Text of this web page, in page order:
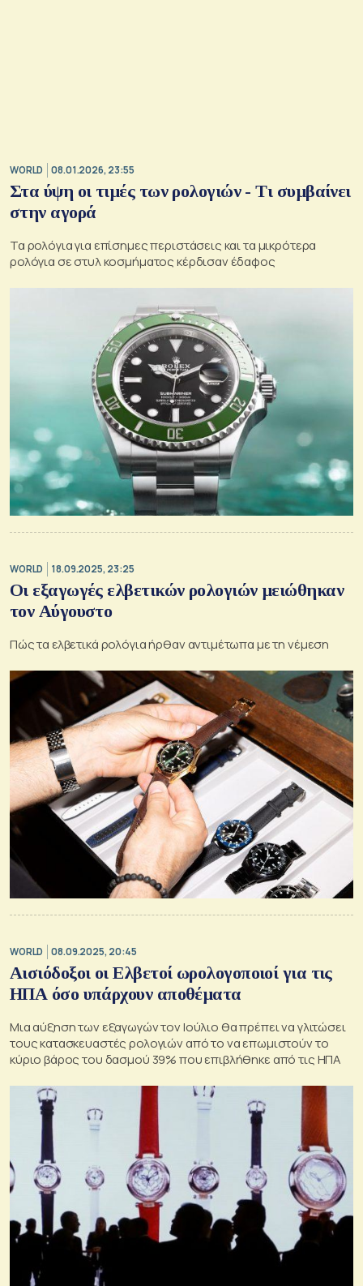
WORLD 08.01.2026, 23:55
Στα ύψη οι τιμές των ρολογιών - Τι συμβαίνει
στην αγορά
Τα ρολόγια για επίσημες περιστάσεις και τα μικρότερα
ρολόγια σε στυλ κοσμήματος κέρδισαν έδαφος
WORLD 18.09.2025, 23:25
Οι εξαγωγές ελβετικών ρολογιών μειώθηκαν
τον Αύγουστο
Πώς τα ελβετικά ρολόγια ήρθαν αντιμέτωπα με τη νέμεση
WORLD 08.09.2025, 20:45
Αισιόδοξοι οι Ελβετοί ωρολογοποιοί για τις
ΗΠΑ όσο υπάρχουν αποθέματα
Μια αύξηση των εξαγωγών τον Ιούλιο θα πρέπει να γλιτώσει
τους κατασκευαστές ρολογιών από το να επωμιστούν το
κύριο βάρος του δασμού 39% που επιβλήθηκε από τις ΗΠΑ